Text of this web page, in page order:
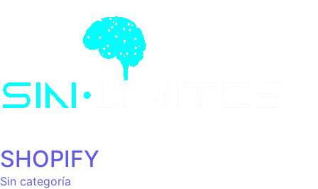
SHOPIFY
Sin categoría